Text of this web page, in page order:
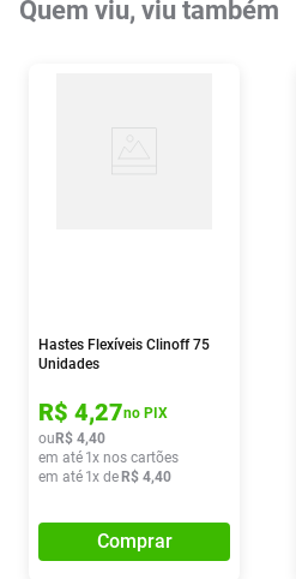
Quem viu, viu também
Hastes Flexíveis Clinoff 75
Unidades
R$ 4,27no PIX
ou R$ 4,40
em até 1x nos cartões
em até 1x de R$ 4,40
Comprar